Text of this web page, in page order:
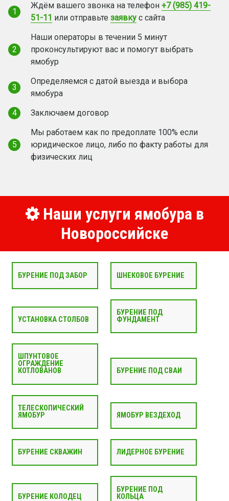
1
Ждём вашего звонка на телефон +7 (985) 419-
51-11 или отправьте заявку с сайта
2
Наши операторы в течении 5 минут
проконсультируют вас и помогут выбрать
ямобур
3
Определяемся с датой выезда и выбора
ямобура
4
Заключаем договор
5
Мы работаем как по предоплате 100% если
юридическое лицо, либо по факту работы для
физических лиц
Наши услуги ямобура в
Новороссийске
БУРЕНИЕ ПОД ЗАБОР ШНЕКОВОЕ БУРЕНИЕ
УСТАНОВКА СТОЛБОВ
БУРЕНИЕ ПОД
ФУНДАМЕНТ
ШПУНТОВОЕ
ОГРАЖДЕНИЕ
КОТЛОВАНОВ
БУРЕНИЕ ПОД СВАИ
ТЕЛЕСКОПИЧЕСКИЙ
ЯМОБУР
ЯМОБУР ВЕЗДЕХОД
БУРЕНИЕ СКВАЖИН ЛИДЕРНОЕ БУРЕНИЕ
БУРЕНИЕ КОЛОДЕЦ
БУРЕНИЕ ПОД
КОЛЬЦА